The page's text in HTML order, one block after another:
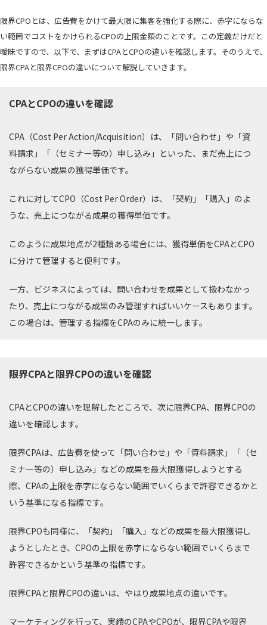
限界CPOとは、広告費をかけて最大限に集客を強化する際に、赤字にならな
い範囲でコストをかけられるCPOの上限金額のことです。この定義だけだと
曖昧ですので、以下で、まずはCPAとCPOの違いを確認します。そのうえで、
限界CPAと限界CPOの違いについて解説していきます。
CPAとCPOの違いを確認
CPA（Cost Per Action/Acquisition）は、「問い合わせ」や「資
料請求」「（セミナー等の）申し込み」といった、まだ売上につ
ながらない成果の獲得単価です。
これに対してCPO（Cost Per Order）は、「契約」「購入」のよ
うな、売上につながる成果の獲得単価です。
このように成果地点が2種類ある場合には、獲得単価をCPAとCPO
に分けて管理すると便利です。
一方、ビジネスによっては、問い合わせを成果として扱わなかっ
たり、売上につながる成果のみ管理すればいいケースもあります。
この場合は、管理する指標をCPAのみに統一します。
限界CPAと限界CPOの違いを確認
CPAとCPOの違いを理解したところで、次に限界CPA、限界CPOの
違いを確認します。
限界CPAは、広告費を使って「問い合わせ」や「資料請求」「（セ
ミナー等の）申し込み」などの成果を最大限獲得しようとする
際、CPAの上限を赤字にならない範囲でいくらまで許容できるかと
いう基準になる指標です。
限界CPOも同様に、「契約」「購入」などの成果を最大限獲得し
ようとしたとき、CPOの上限を赤字にならない範囲でいくらまで
許容できるかという基準の指標です。
限界CPAと限界CPOの違いは、やはり成果地点の違いです。
マーケティングを行って、実績のCPAやCPOが、限界CPAや限界